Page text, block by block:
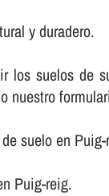
y duradero.
los suelos de
nuestro
suelo en
Puig-reig.